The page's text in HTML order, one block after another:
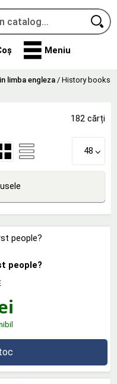
Meniu
limba engleza / History books
182 cărți
48
people?